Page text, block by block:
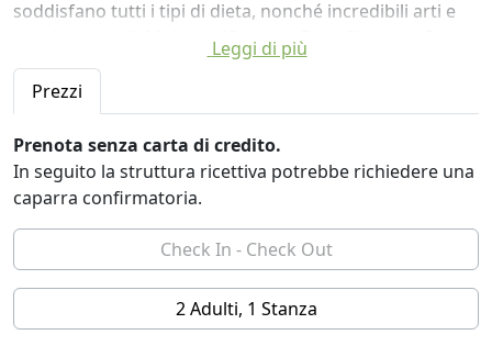
soddisfano tutti i tipi di dieta, nonché incredibili arti e
boutique locali. Molti birrifici qui a Beer City negli Stati
Uniti, nonché cocktail lounge artigianali. Siamo anche,
quattro miglia a Blue Ridge Parkway. Questa magnifica
strada attraversa alcune delle aree panoramiche più
belle degli Stati Uniti. Ci sono ottimi sentieri nelle
vicinanze. Offriamo due piccole case, una yurta e uno
spazio per matrimoni di destinazione o per la tua fuga.
nostra pagina web. Non vedo l'ora di avere tue notizie e
speriamo di ospitarti!
Leggi di più
Prezzi
Prenota senza carta di credito.
In seguito la struttura ricettiva potrebbe richiedere una
caparra confirmatoria.
2 Adulti, 1 Stanza